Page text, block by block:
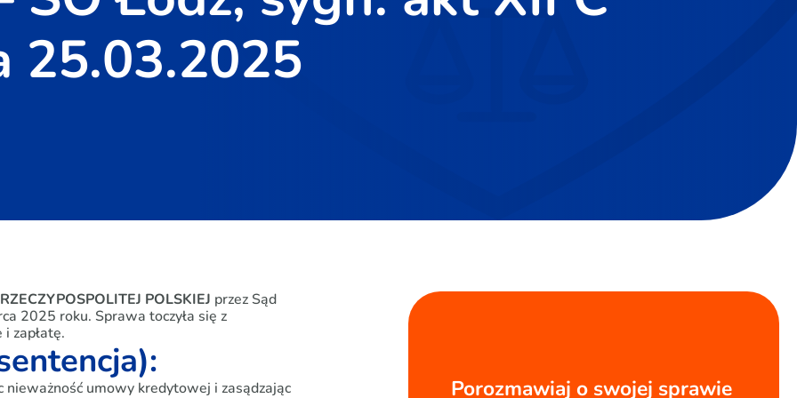
25.03.2025
POLSKIEJ przez Sąd
2025 roku. Sprawa toczyła się z
zapłatę.
umowy kredytowej i zasądzając Porozmawiaj o swojej sprawie